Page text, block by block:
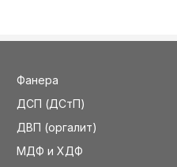
Фанера
ДСП (ДСтП)
ДВП (оргалит)
МДФ и ХДФ